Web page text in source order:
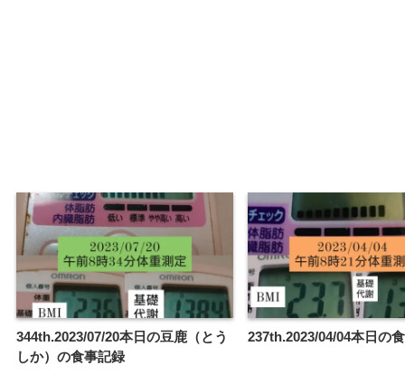
344th.2023/07/20本日の豆鹿（とう
しか）の食事記録
237th.2023/04/04本日の